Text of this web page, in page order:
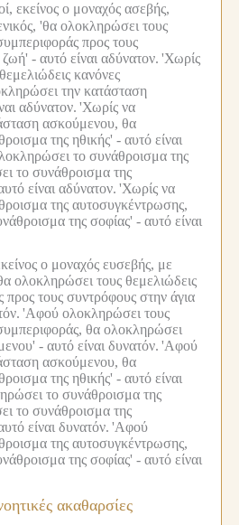
εκείνος ο μοναχός ασεβής,
'θα ολοκληρώσει τους
προς τους
- αυτό είναι αδύνατον. 'Χωρίς
κανόνες
την κατάσταση
αδύνατον. 'Χωρίς να
ασκούμενου, θα
της ηθικής' - αυτό είναι
το συνάθροισμα της
το συνάθροισμα της
είναι αδύνατον. 'Χωρίς να
της αυτοσυγκέντρωσης,
της σοφίας' - αυτό είναι
ο μοναχός ευσεβής, με
ολοκληρώσει τους θεμελιώδεις
προς τους συντρόφους στην άγια
'Αφού ολοκληρώσει τους
θα ολοκληρώσει
- αυτό είναι δυνατόν. 'Αφού
ασκούμενου, θα
της ηθικής' - αυτό είναι
το συνάθροισμα της
το συνάθροισμα της
είναι δυνατόν. 'Αφού
της αυτοσυγκέντρωσης,
της σοφίας' - αυτό είναι
ακαθαρσίες